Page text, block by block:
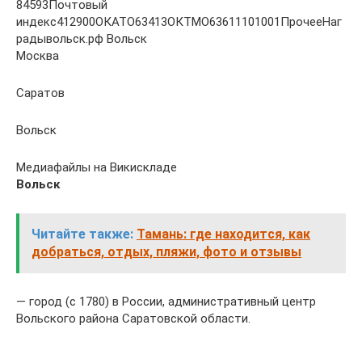
84593Почтовый
индекс412900ОКАТО63413ОКТМО63611101001ПрочееНаг
радывольск.рф Вольск
Москва
Саратов
Вольск
Медиафайлы на Викискладе
Вольск
Читайте также: Тамань: где находится, как
добраться, отдых, пляжи, фото и отзывы
— город (с 1780) в России, административный центр
Вольского района Саратовской области.